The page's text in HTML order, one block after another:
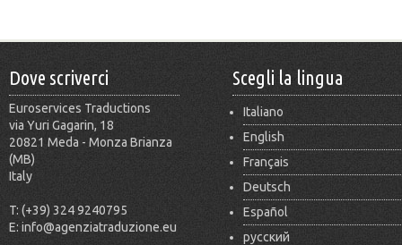
Dove scriverci
Euroservices Traductions
via Yuri Gagarin, 18
20821 Meda - Monza Brianza
(MB)
Italy
T: (+39) 324 9240795
E: info@agenziatraduzione.eu
Scegli la lingua
Italiano
English
Français
Deutsch
Español
русский